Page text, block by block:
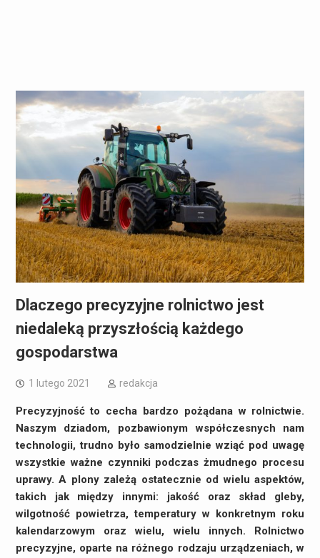
Dlaczego precyzyjne rolnictwo jest
niedaleką przyszłością każdego
gospodarstwa
1 lutego 2021 redakcja
Precyzyjność to cecha bardzo pożądana w rolnictwie.
Naszym dziadom, pozbawionym współczesnych nam
technologii, trudno było samodzielnie wziąć pod uwagę
wszystkie ważne czynniki podczas żmudnego procesu
uprawy. A plony zależą ostatecznie od wielu aspektów,
takich jak między innymi: jakość oraz skład gleby,
wilgotność powietrza, temperatury w konkretnym roku
kalendarzowym oraz wielu, wielu innych. Rolnictwo
precyzyjne, oparte na różnego rodzaju urządzeniach, w